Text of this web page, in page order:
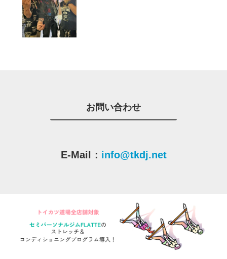
お問い合わせ
E-Mail： info@tkdj.net